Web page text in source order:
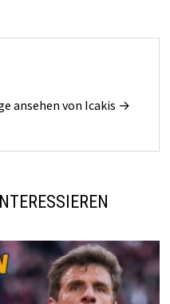
ansehen von Icakis →